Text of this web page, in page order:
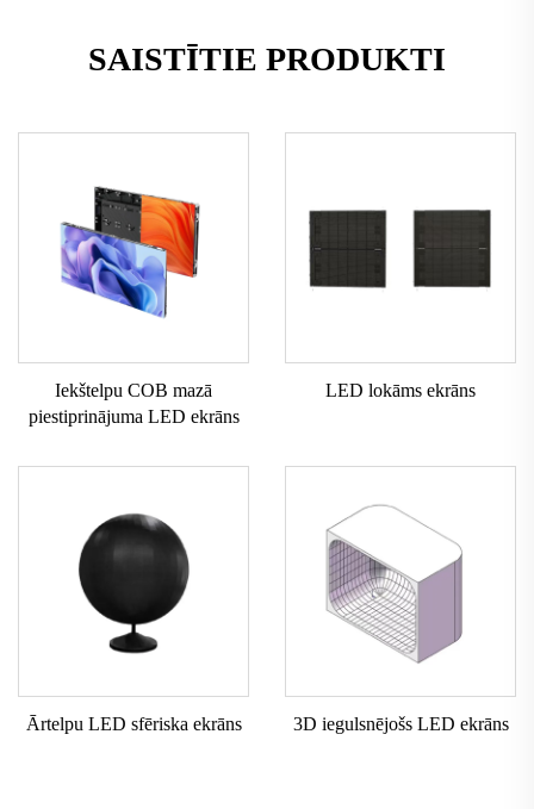
SAISTĪTIE PRODUKTI
Iekštelpu COB mazā
piestiprinājuma LED ekrāns
LED lokāms ekrāns
Ārtelpu LED sfēriska ekrāns 3D iegulsnējošs LED ekrāns